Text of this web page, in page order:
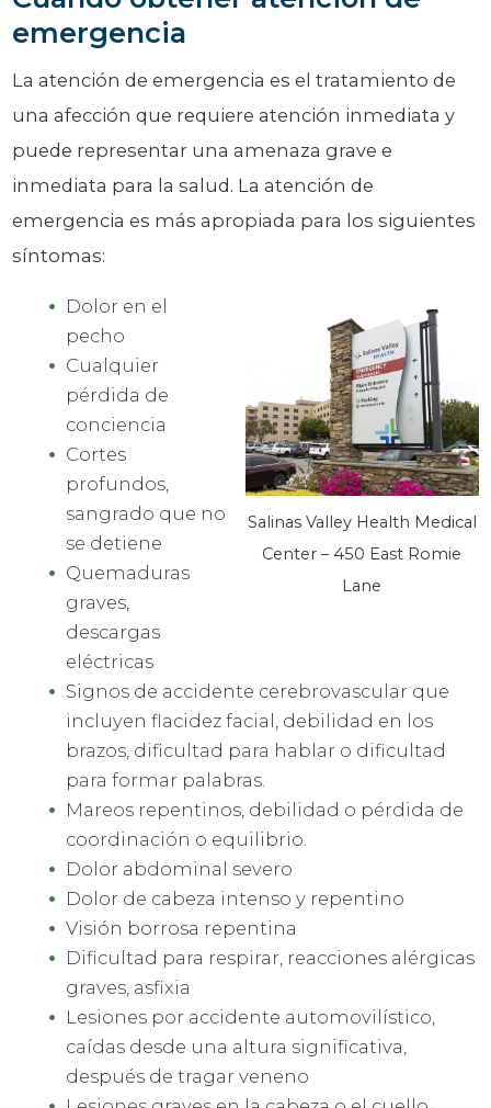
emergencia
La atención de emergencia es el tratamiento de
una afección que requiere atención inmediata y
puede representar una amenaza grave e
inmediata para la salud. La atención de
emergencia es más apropiada para los siguientes
síntomas:
Salinas Valley Health Medical
Center – 450 East Romie
Lane
Dolor en el
pecho
Cualquier
pérdida de
conciencia
Cortes
profundos,
sangrado que no
se detiene
Quemaduras
graves,
descargas
eléctricas
Signos de accidente cerebrovascular que
incluyen flacidez facial, debilidad en los
brazos, dificultad para hablar o dificultad
para formar palabras.
Mareos repentinos, debilidad o pérdida de
coordinación o equilibrio.
Dolor abdominal severo
Dolor de cabeza intenso y repentino
Visión borrosa repentina
Dificultad para respirar, reacciones alérgicas
graves, asfixia
Lesiones por accidente automovilístico,
caídas desde una altura significativa,
después de tragar veneno